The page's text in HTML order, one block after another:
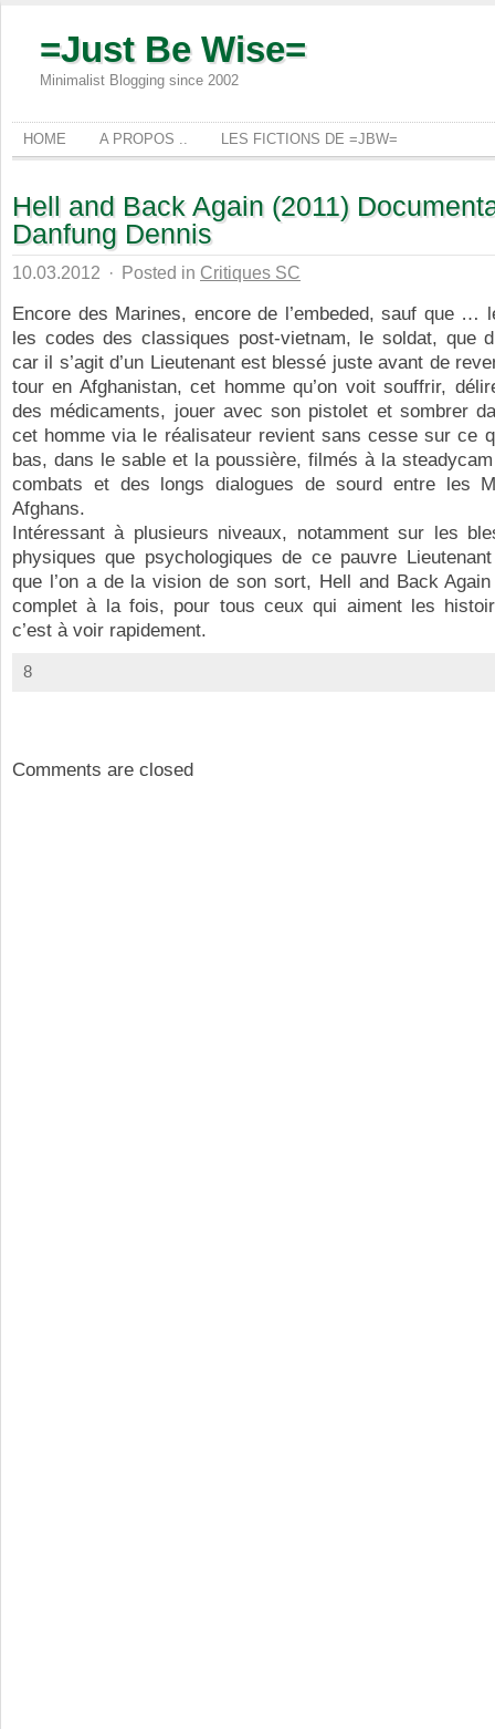
=Just Be Wise=
Minimalist Blogging since 2002
HOME A PROPOS .. LES FICTIONS DE =JBW=
Hell and Back Again (2011)
Danfung Dennis
10.03.2012 · Posted in Critiques SC
Encore des Marines, encore de l’embeded, sauf que …
les codes des classiques post-vietnam, le soldat, que
car il s’agit d’un Lieutenant est blessé juste avant de
tour en Afghanistan, cet homme qu’on voit souffrir,
des médicaments, jouer avec son pistolet et sombrer
cet homme via le réalisateur revient sans cesse sur ce
bas, dans le sable et la poussière, filmés à la
combats et des longs dialogues de sourd entre les
Afghans.
Intéressant à plusieurs niveaux, notamment sur les
physiques que psychologiques de ce pauvre
que l’on a de la vision de son sort, Hell and Back
complet à la fois, pour tous ceux qui aiment les
c’est à voir rapidement.
8
Comments are closed